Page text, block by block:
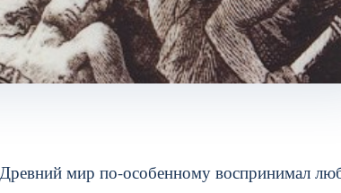
мир по-особенному воспринимал